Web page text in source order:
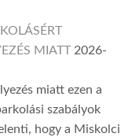
MIATT 2026-
miatt ezen a
szabályok
hogy a Miskolci